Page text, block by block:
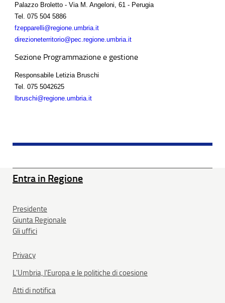
Palazzo Broletto - Via M. Angeloni, 61 - Perugia
Tel.
075 504 5886
fzepparelli@regione.umbria.it
direzioneterritorio@pec.regione.umbria.it
Sezione Programmazione e gestione
Responsabile Letizia Bruschi
Tel.
075 5042625
lbruschi@regione.umbria.it
Entra in Regione
Presidente
Giunta Regionale
Gli uffici
Privacy
L'Umbria, l'Europa e le politiche di coesione
Atti di notifica